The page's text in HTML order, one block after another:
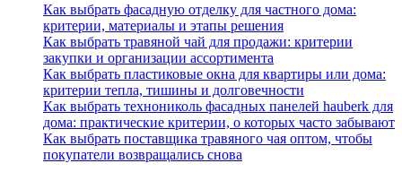
Как выбрать фасадную отделку для частного дома:
критерии, материалы и этапы решения
Как выбрать травяной чай для продажи: критерии
закупки и организации ассортимента
Как выбрать пластиковые окна для квартиры или дома:
критерии тепла, тишины и долговечности
Как выбрать технониколь фасадных панелей hauberk для
дома: практические критерии, о которых часто забывают
Как выбрать поставщика травяного чая оптом, чтобы
покупатели возвращались снова